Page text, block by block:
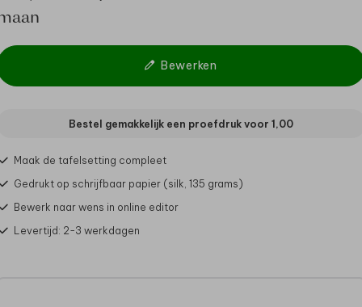
Bewerken
Bestel gemakkelijk een proefdruk voor 1,00
Maak de tafelsetting compleet
Gedrukt op schrijfbaar papier (silk, 135 grams)
Bewerk naar wens in online editor
Levertijd: 2-3 werkdagen